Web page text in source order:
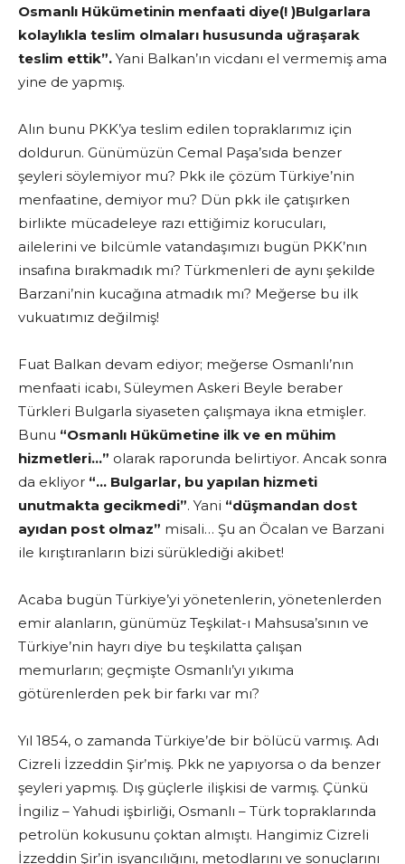
Osmanlı Hükümetinin menfaati diye(! )Bulgarlara
kolaylıkla teslim olmaları hususunda uğraşarak
teslim ettik”. Yani Balkan’ın vicdanı el vermemiş ama
yine de yapmış.
Alın bunu PKK’ya teslim edilen topraklarımız için
doldurun. Günümüzün Cemal Paşa’sıda benzer
şeyleri söylemiyor mu? Pkk ile çözüm Türkiye’nin
menfaatine, demiyor mu? Dün pkk ile çatışırken
birlikte mücadeleye razı ettiğimiz korucuları,
ailelerini ve bilcümle vatandaşımızı bugün PKK’nın
insafına bırakmadık mı? Türkmenleri de aynı şekilde
Barzani’nin kucağına atmadık mı? Meğerse bu ilk
vukuatımız değilmiş!
Fuat Balkan devam ediyor; meğerse Osmanlı’nın
menfaati icabı, Süleymen Askeri Beyle beraber
Türkleri Bulgarla siyaseten çalışmaya ikna etmişler.
Bunu “Osmanlı Hükümetine ilk ve en mühim
hizmetleri…” olarak raporunda belirtiyor. Ancak sonra
da ekliyor “… Bulgarlar, bu yapılan hizmeti
unutmakta gecikmedi”. Yani “düşmandan dost
ayıdan post olmaz” misali… Şu an Öcalan ve Barzani
ile kırıştıranların bizi sürüklediği akibet!
Acaba bugün Türkiye’yi yönetenlerin, yönetenlerden
emir alanların, günümüz Teşkilat-ı Mahsusa’sının ve
Türkiye’nin hayrı diye bu teşkilatta çalışan
memurların; geçmişte Osmanlı’yı yıkıma
götürenlerden pek bir farkı var mı?
Yıl 1854, o zamanda Türkiye’de bir bölücü varmış. Adı
Cizreli İzzeddin Şir’miş. Pkk ne yapıyorsa o da benzer
şeyleri yapmış. Dış güçlerle ilişkisi de varmış. Çünkü
İngiliz – Yahudi işbirliği, Osmanlı – Türk topraklarında
petrolün kokusunu çoktan almıştı. Hangimiz Cizreli
İzzeddin Şir’in isyancılığını, metodlarını ve sonuçlarını